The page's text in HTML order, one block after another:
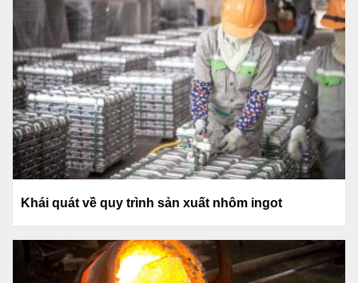
Khái quát về quy trình sản xuất nhôm ingot